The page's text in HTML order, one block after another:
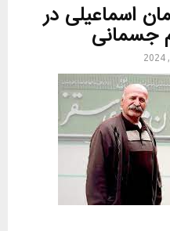
اسماعیلی در
جسمانی